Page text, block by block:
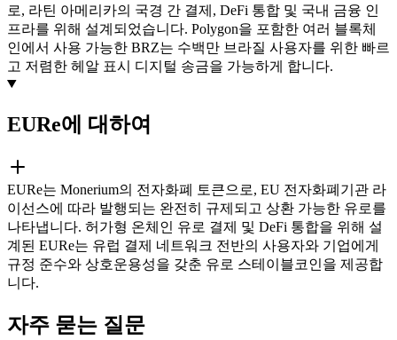
로, 라틴 아메리카의 국경 간 결제, DeFi 통합 및 국내 금융 인
프라를 위해 설계되었습니다. Polygon을 포함한 여러 블록체
인에서 사용 가능한 BRZ는 수백만 브라질 사용자를 위한 빠르
고 저렴한 헤알 표시 디지털 송금을 가능하게 합니다.
EURe에 대하여
EURe는 Monerium의 전자화폐 토큰으로, EU 전자화폐기관 라
이선스에 따라 발행되는 완전히 규제되고 상환 가능한 유로를
나타냅니다. 허가형 온체인 유로 결제 및 DeFi 통합을 위해 설
계된 EURe는 유럽 결제 네트워크 전반의 사용자와 기업에게
규정 준수와 상호운용성을 갖춘 유로 스테이블코인을 제공합
니다.
자주 묻는 질문